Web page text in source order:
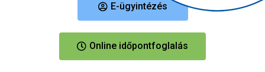
E-ügyintézés
Online időpontfoglalás